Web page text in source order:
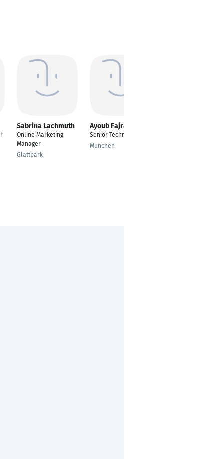
Sabrina Lachmuth
Online Marketing
Manager
Glattpark
Ayoub Fajraoui
Senior Technical Lead
München